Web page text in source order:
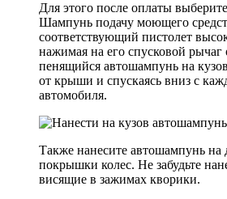
Для этого после оплаты
Шампунь подачу моющего
соответствующий пистолет
нажимая на его спусковой рычаг
пенящийся автошампунь на
от крыши и спускаясь вниз с
автомобиля.
Также нанесите автошампунь на
покрышки колес. Не забудьте
висящие в зажимах кворики.